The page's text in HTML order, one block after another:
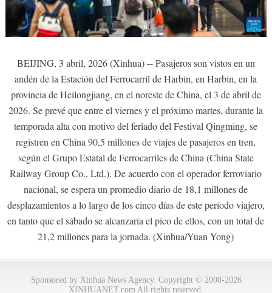
BEIJING, 3 abril, 2026 (Xinhua) -- Pasajeros son vistos en un
andén de la Estación del Ferrocarril de Harbin, en Harbin, en la
provincia de Heilongjiang, en el noreste de China, el 3 de abril de
2026. Se prevé que entre el viernes y el próximo martes, durante la
temporada alta con motivo del feriado del Festival Qingming, se
registren en China 90,5 millones de viajes de pasajeros en tren,
según el Grupo Estatal de Ferrocarriles de China (China State
Railway Group Co., Ltd.). De acuerdo con el operador ferroviario
nacional, se espera un promedio diario de 18,1 millones de
desplazamientos a lo largo de los cinco días de este período viajero,
en tanto que el sábado se alcanzaría el pico de ellos, con un total de
21,2 millones para la jornada. (Xinhua/Yuan Yong)
Sponsored by Xinhua News Agency. Copyright © 2000-2026
XINHUANET.com All rights reserved.